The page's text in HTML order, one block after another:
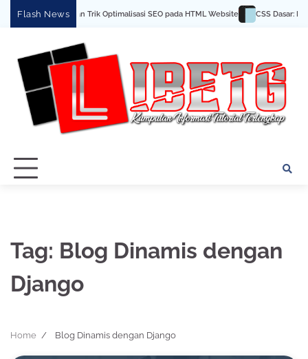
Flash NewsTips dan Trik Optimalisasi SEO pada HTML Website CSS Dasar:
Tag: Blog Dinamis dengan
Django
Home Blog Dinamis dengan Django